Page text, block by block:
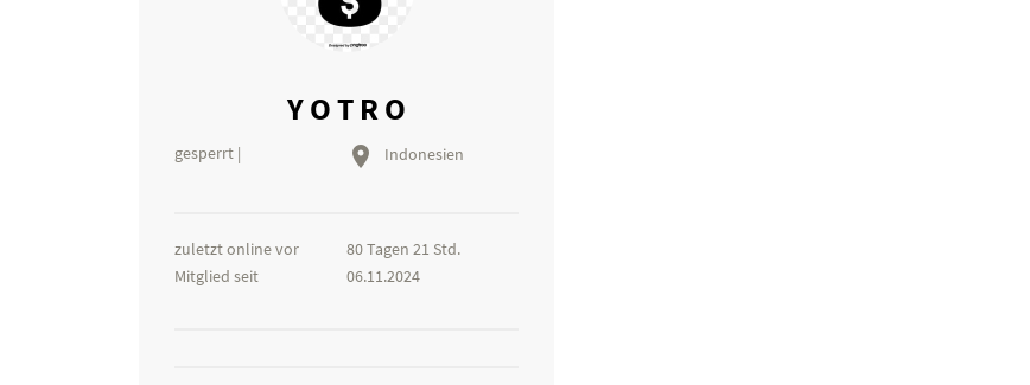
Y O T R O
gesperrt |  Indonesien
zuletzt online vor
80 Tagen 21 Std.
Mitglied seit
06.11.2024